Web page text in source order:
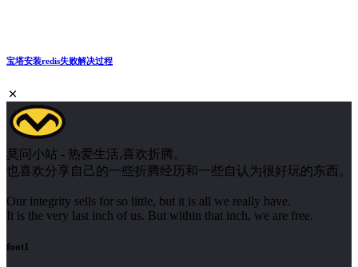
宝塔安装redis失败解决过程
莫问小站 - 热爱生活,喜欢折腾。
也喜欢分享自己的一些折腾经历和一些自认为很好玩的东西。
Our integrity sells for so little, but it is all we really have.
It is the very last inch of us. But within that inch, we are free.
foot1